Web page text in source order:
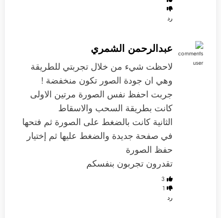
رد
عبدالرحمن الشمري
لاحظت شيء من خلال تجربتي للطريقة
وهي ان جودة الصور تكون منخفضة !
جربت احفظ نفس الصورة مرتين الاولى
كانت بطريقة السحب والاسقاط
الثانية كانت بالضغط على الصورة ثم فتحها
في صفحة جديدة والضغط عليها ثم إختيار
حفظ الصورة
تقدرون تجربون بنفسكم
3
1
رد